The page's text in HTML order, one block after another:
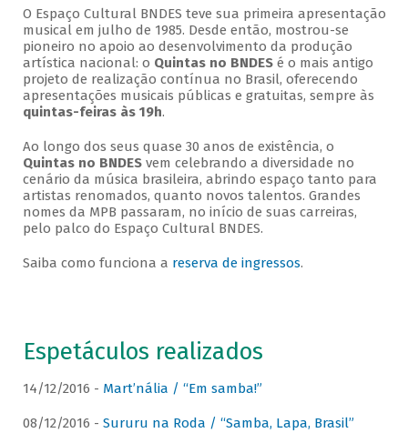
O Espaço Cultural BNDES teve sua primeira apresentação
musical em julho de 1985. Desde então, mostrou-se
pioneiro no apoio ao desenvolvimento da produção
artística nacional: o Quintas no BNDESé o mais antigo
projeto de realização contínua no Brasil, oferecendo
apresentações musicais públicas e gratuitas, sempre às
quintas-feiras às 19h.
Ao longo dos seus quase 30 anos de existência, o
Quintas no BNDESvem celebrando a diversidade no
cenário da música brasileira, abrindo espaço tanto para
artistas renomados, quanto novos talentos. Grandes
nomes da MPB passaram, no início de suas carreiras,
pelo palco do Espaço Cultural BNDES.
Saiba como funciona a reserva de ingressos.
Espetáculos realizados
14/12/2016 - Mart’nália / “Em samba!”
08/12/2016 - Sururu na Roda / “Samba, Lapa, Brasil”